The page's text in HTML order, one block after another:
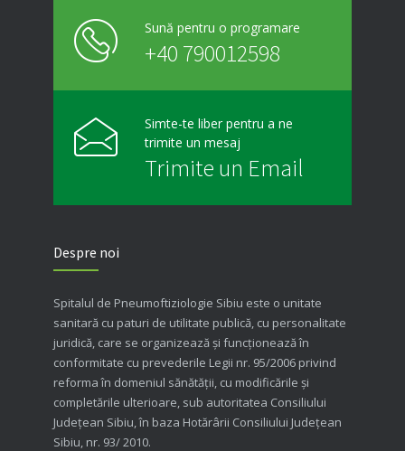
Sună pentru o programare
+40 790012598
Simte-te liber pentru a ne
trimite un mesaj
Trimite un Email
Despre noi
Spitalul de Pneumoftiziologie Sibiu este o unitate
sanitară cu paturi de utilitate publică, cu personalitate
juridică, care se organizează şi funcţionează în
conformitate cu prevederile Legii nr. 95/2006 privind
reforma în domeniul sănătăţii, cu modificările şi
completările ulterioare, sub autoritatea Consiliului
Judeţean Sibiu, în baza Hotărârii Consiliului Judeţean
Sibiu, nr. 93/ 2010.